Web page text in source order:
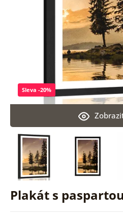
Plakát s
Sleva -20%